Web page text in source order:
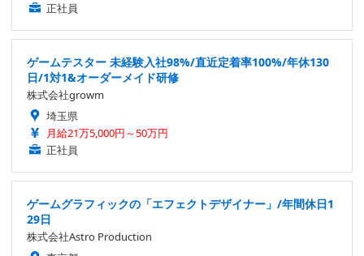
正社員
ゲームテスター 未経験入社98%/直近定着率100%/年休130
日/1対1&オーダーメイド研修
株式会社growm
埼玉県
月給21万5,000円～50万円
正社員
ゲームグラフィックの「エフェクトデザイナー」/年間休日1
29日
株式会社Astro Production